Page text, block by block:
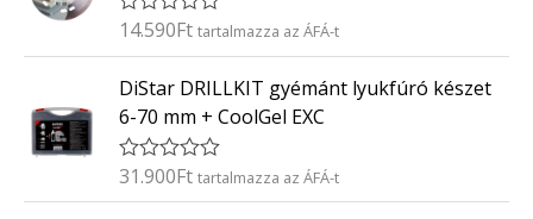
É
é
k
e
l
é
s
:
14.590Ft tartalmazza az ÁFÁ-t
DiStar DRILLKIT gyémánt lyukfúró készet
6-70 mm + CoolGel EXC
É
31.900Ft tartalmazza az ÁFÁ-t